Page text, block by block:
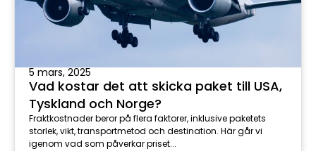
5 mars, 2025
Vad kostar det att skicka paket till USA,
Tyskland och Norge?
Fraktkostnader beror på flera faktorer, inklusive paketets
storlek, vikt, transportmetod och destination. Här går vi
igenom vad som påverkar priset...